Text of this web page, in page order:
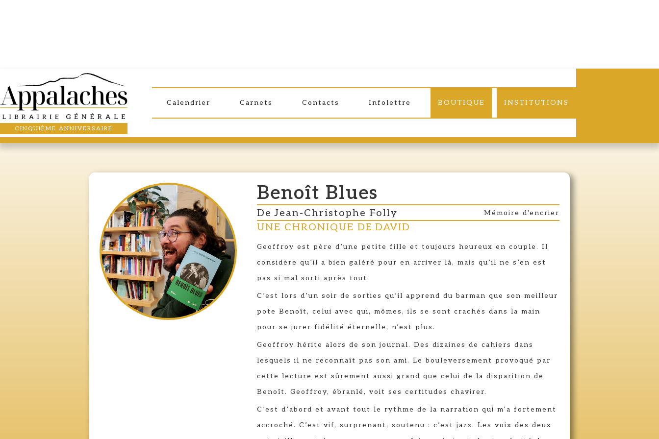
CINQUIÈME ANNIVERSAIRE
Calendrier Carnets Contacts Infolettre BOUTIQUE INSTITUTIONS
EN PLEIN CŒUR!
Benoît Blues
De Jean-Christophe Folly Mémoire d'encrier
UNE CHRONIQUE DE DAVID
Geoffroy est père d’une petite fille et toujours heureux en couple. Il
considère qu’il a bien galéré pour en arriver là, mais qu’il ne s’en est
pas si mal sorti après tout.
C’est lors d’un soir de sorties qu’il apprend du barman que son meilleur
pote Benoît, celui avec qui, mômes, ils se sont crachés dans la main
pour se jurer fidélité éternelle, n’est plus.
Geoffroy hérite alors de son journal. Des dizaines de cahiers dans
lesquels il ne reconnaît pas son ami. Le bouleversement provoqué par
cette lecture est sûrement aussi grand que celui de la disparition de
Benoît. Geoffroy, ébranlé, voit ses certitudes chavirer.
C’est d’abord et avant tout le rythme de la narration qui m’a fortement
accroché. C’est vif, surprenant, soutenu : c’est jazz. Les voix des deux